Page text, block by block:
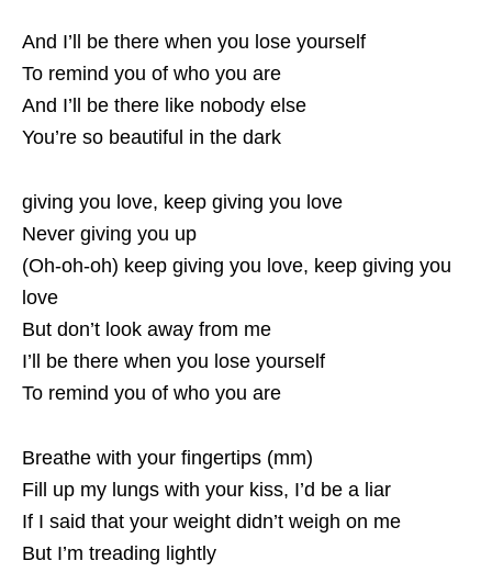
And I’ll be there when you lose yourself
To remind you of who you are
And I’ll be there like nobody else
You’re so beautiful in the dark
giving you love, keep giving you love
Never giving you up
(Oh-oh-oh) keep giving you love, keep giving you
love
But don’t look away from me
I’ll be there when you lose yourself
To remind you of who you are
Breathe with your fingertips (mm)
Fill up my lungs with your kiss, I’d be a liar
If I said that your weight didn’t weigh on me
But I’m treading lightly